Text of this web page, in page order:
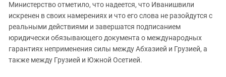
Министерство отметило, что надеется, что Иванишвили
искренен в своих намерениях и что его слова не разойдутся с
реальными действиями и завершатся подписанием
юридически обязывающего документа о международных
гарантиях неприменения силы между Абхазией и Грузией, а
также между Грузией и Южной Осетией.